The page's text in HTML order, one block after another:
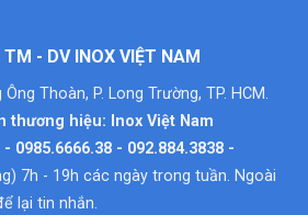
- DV INOX VIỆT NAM
Thoàn, P. Long Trường, TP. HCM.
thương hiệu: Inox Việt Nam
0985.6666.38 - 092.884.3838 -
7h - 19h các ngày trong tuần. Ngoài
lại tin nhắn.